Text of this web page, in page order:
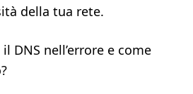
della tua rete.
DNS nell’errore e come